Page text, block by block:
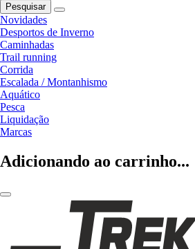
Pesquisar
Novidades
Desportos de Inverno
Caminhadas
Trail running
Corrida
Escalada / Montanhismo
Aquático
Pesca
Liquidação
Marcas
Adicionando ao carrinho...